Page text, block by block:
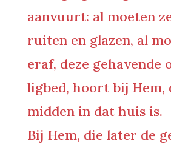
aanvuurt: al moeten
ruiten en glazen, al
eraf, deze gehavende
ligbed, hoort bij Hem,
midden in dat huis is.
Bij Hem, die later de